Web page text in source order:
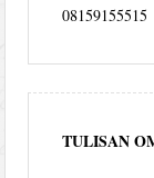
08159155515
TULISAN